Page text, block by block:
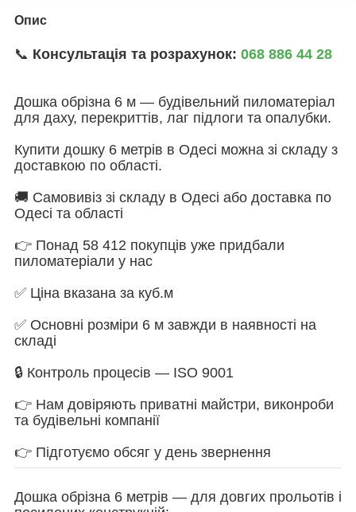
Опис
📞 Консультація та розрахунок: 068 886 44 28
Дошка обрізна 6 м — будівельний пиломатеріал
для даху, перекриттів, лаг підлоги та опалубки.
Купити дошку 6 метрів в Одесі можна зі складу з
доставкою по області.
🚚 Самовивіз зі складу в Одесі або доставка по
Одесі та області
👉 Понад 58 412 покупців уже придбали
пиломатеріали у нас
✅ Ціна вказана за куб.м
✅ Основні розміри 6 м завжди в наявності на
складі
🔒 Контроль процесів — ISO 9001
👉 Нам довіряють приватні майстри, виконроби
та будівельні компанії
👉 Підготуємо обсяг у день звернення
Дошка обрізна 6 метрів — для довгих прольотів і